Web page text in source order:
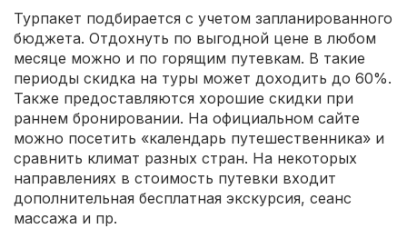
Турпакет подбирается с учетом запланированного
бюджета. Отдохнуть по выгодной цене в любом
месяце можно и по горящим путевкам. В такие
периоды скидка на туры может доходить до 60%.
Также предоставляются хорошие скидки при
раннем бронировании. На официальном сайте
можно посетить «календарь путешественника» и
сравнить климат разных стран. На некоторых
направлениях в стоимость путевки входит
дополнительная бесплатная экскурсия, сеанс
массажа и пр.